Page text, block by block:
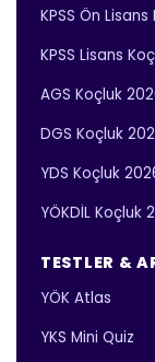
KPSS Ön
KPSS Lisans
AGS Koçluk
DGS Koçluk
YDS Koçluk
YÖKDİL Koçluk
TESTLER &
YÖK Atlas
YKS Mini Quiz